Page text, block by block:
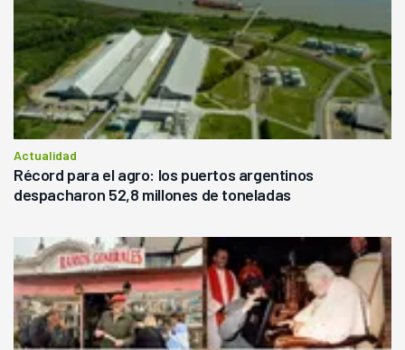
Actualidad
Récord para el agro: los puertos argentinos
despacharon 52,8 millones de toneladas